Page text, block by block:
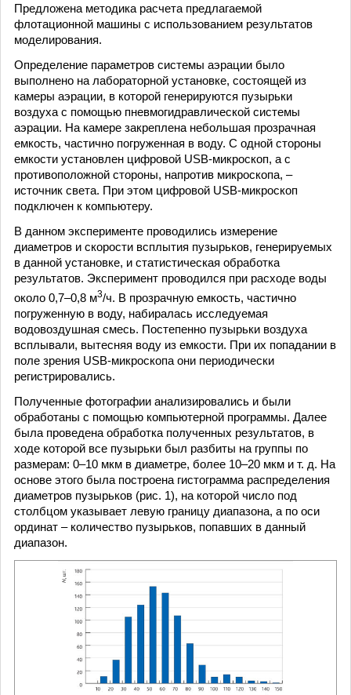
Предложена методика расчета предлагаемой
флотационной машины с использованием результатов
моделирования.
Определение параметров системы аэрации было
выполнено на лабораторной установке, состоящей из
камеры аэрации, в которой генерируются пузырьки
воздуха с помощью пневмогидравлической системы
аэрации. На камере закреплена небольшая прозрачная
емкость, частично погруженная в воду. С одной стороны
емкости установлен цифровой USB-микроскоп, а с
противоположной стороны, напротив микроскопа, –
источник света. При этом цифровой USB-микроскоп
подключен к компьютеру.
В данном эксперименте проводились измерение
диаметров и скорости всплытия пузырьков, генерируемых
в данной установке, и статистическая обработка
результатов. Эксперимент проводился при расходе воды
около 0,7–0,8 м3/ч. В прозрачную емкость, частично
погруженную в воду, набиралась исследуемая
водовоздушная смесь. Постепенно пузырьки воздуха
всплывали, вытесняя воду из емкости. При их попадании в
поле зрения USB-микроскопа они периодически
регистрировались.
Полученные фотографии анализировались и были
обработаны с помощью компьютерной программы. Далее
была проведена обработка полученных результатов, в
ходе которой все пузырьки был разбиты на группы по
размерам: 0–10 мкм в диаметре, более 10–20 мкм и т. д. На
основе этого была построена гистограмма распределения
диаметров пузырьков (рис. 1), на которой число под
столбцом указывает левую границу диапазона, а по оси
ординат – количество пузырьков, попавших в данный
диапазон.